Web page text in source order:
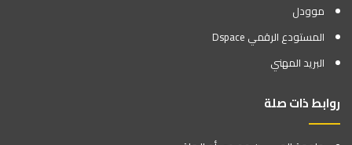
موودل
المستودع الرقمي Dspace
البريد المهني
روابط ذات صلة